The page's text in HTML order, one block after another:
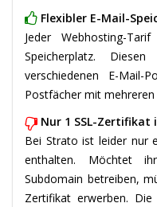
Flexibler E-Mail-
Jeder Webhosting-
Speicherplatz.
verschiedenen E-Mail-
Postfächer mit mehreren
Nur 1 SSL-Zertifikat
Bei Strato ist leider nur
enthalten. Möchtet
Subdomain betreiben,
Zertifikat erwerben.